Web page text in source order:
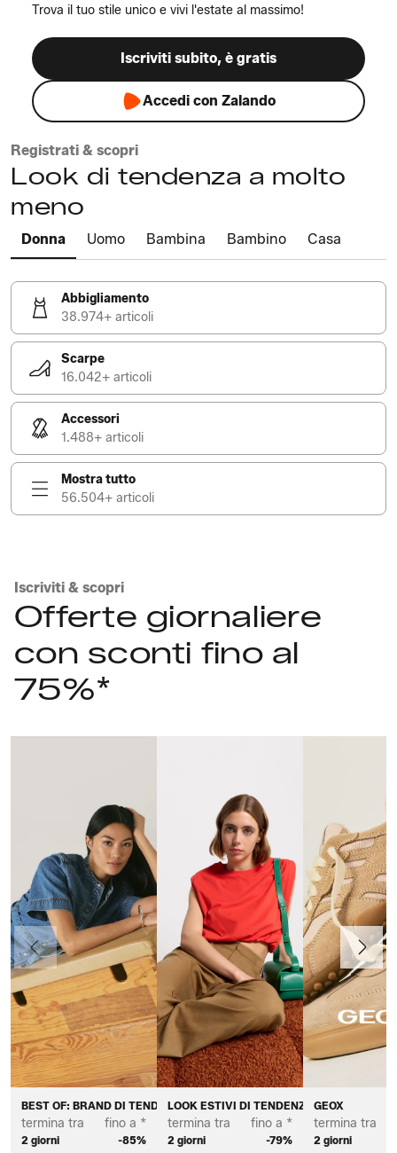
Trova il tuo stile unico e vivi l'estate al massimo!
Iscriviti subito, è gratis
Accedi con Zalando
Registrati & scopri
Look di tendenza a molto
meno
Donna Uomo Bambina Bambino Casa
Abbigliamento
38.974+ articoli
Scarpe
16.042+ articoli
Accessori
1.488+ articoli
Mostra tutto
56.504+ articoli
Iscriviti & scopri
Offerte giornaliere
con sconti fino al
75%*
BEST OF: BRAND DI TENDENZA DA DONNA
termina tra
2 giorni
fino a *
-85%
LOOK ESTIVI DI TENDENZA DA DONNA
termina tra
2 giorni
fino a *
-79%
GEOX
termina tra
2 giorni
Precedente Avanti